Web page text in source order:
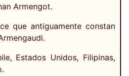
Armengot.
que antiguamente constan
Estados Unidos, Filipinas,